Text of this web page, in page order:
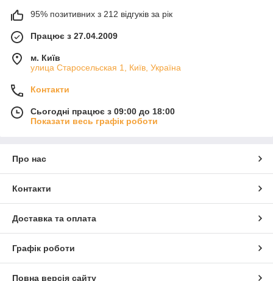
95% позитивних з 212 відгуків за рік
Працює з 27.04.2009
м. Київ
улица Старосельская 1, Київ, Україна
Контакти
Сьогодні працює з 09:00 до 18:00
Показати весь графік роботи
Про нас
Контакти
Доставка та оплата
Графік роботи
Повна версія сайту